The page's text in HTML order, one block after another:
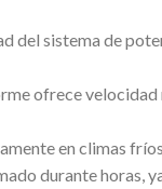
del sistema de
ofrece
en climas
durante horas,